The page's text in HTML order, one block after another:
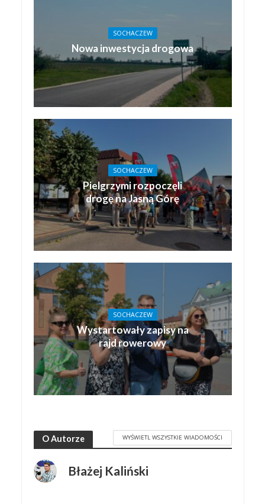
SOCHACZEW
Nowa inwestycja drogowa
SOCHACZEW
Pielgrzymi rozpoczęli
drogę na Jasną Górę
SOCHACZEW
Wystartowały zapisy na
rajd rowerowy
O Autorze WYŚWIETL WSZYSTKIE WIADOMOŚCI
Błażej Kaliński